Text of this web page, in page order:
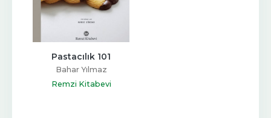
Pastacılık 101
Bahar Yılmaz
Remzi Kitabevi